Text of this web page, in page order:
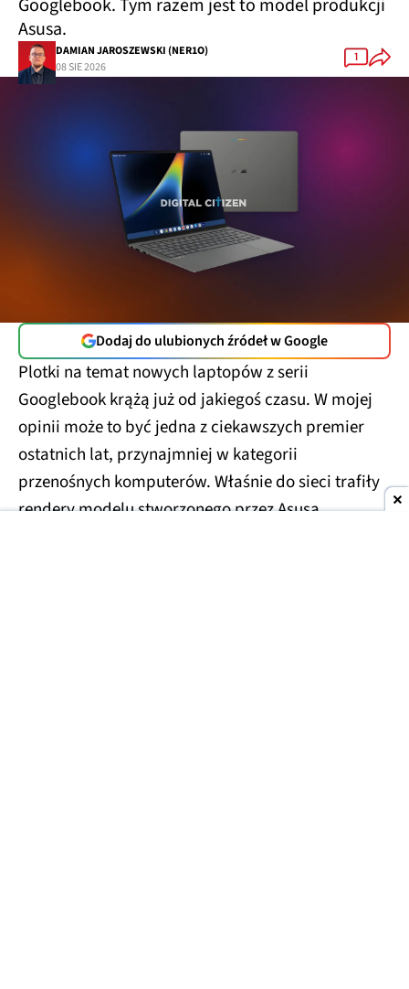
Googlebook. Tym razem jest to model produkcji
Asusa.
DAMIAN JAROSZEWSKI (NER1O)
08 SIE 2026
1
Dodaj do ulubionych źródeł w Google
Plotki na temat nowych laptopów z serii
Googlebook krążą już od jakiegoś czasu. W mojej
opinii może to być jedna z ciekawszych premier
ostatnich lat, przynajmniej w kategorii
przenośnych komputerów. Właśnie do sieci trafiły
rendery modelu stworzonego przez Asusa.